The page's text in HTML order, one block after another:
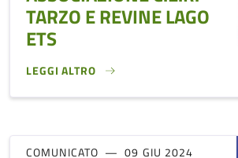
TARZO E REVINE LAGO
ETS
LEGGI ALTRO
ASSOCIAZIONE C.E.R. TARZO E REVINE
COMUNICATO 09 GIU 2024